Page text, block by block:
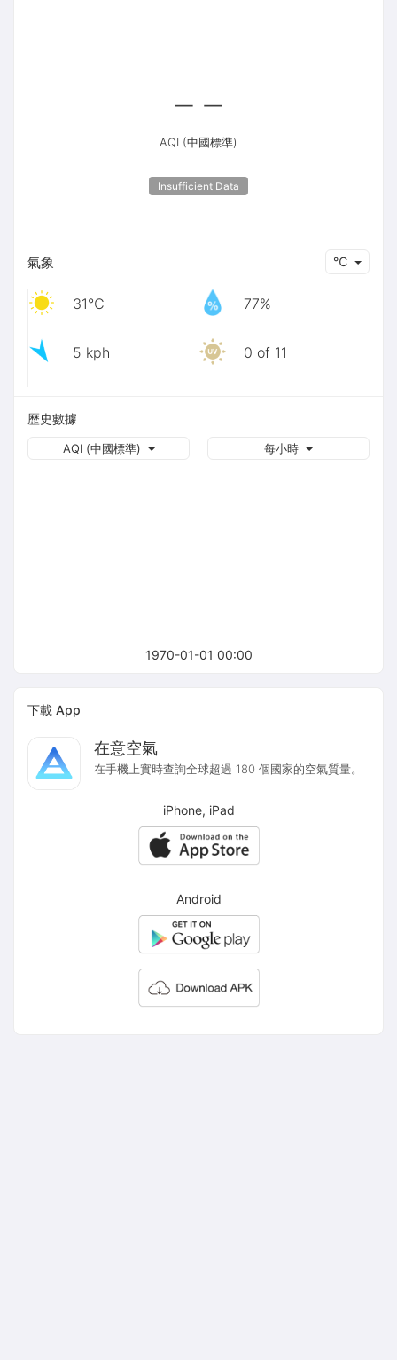
1970-01-01 00:00
AQI (中國標準)
Insufficient Data
--
氣象 ℃
31℃ 77%
5 kph 0 of 11
歷史數據
每小時
AQI (中國標準)
下載 App
在意空氣
在手機上實時查詢全球超過 180 個國家的空氣質量。
iPhone, iPad
Android